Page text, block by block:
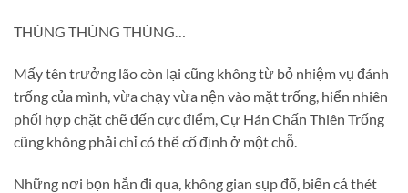
THÙNG THÙNG THÙNG…
Mấy tên trưởng lão còn lại cũng không từ bỏ nhiệm vụ đánh
trống của mình, vừa chạy vừa nện vào mặt trống, hiển nhiên
phối hợp chặt chẽ đến cực điểm, Cự Hán Chấn Thiên Trống
cũng không phải chỉ có thể cố định ở một chỗ.
Những nơi bọn hắn đi qua, không gian sụp đổ, biển cả thét